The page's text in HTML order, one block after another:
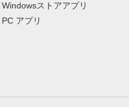
Windowsストアアプリ
PC アプリ